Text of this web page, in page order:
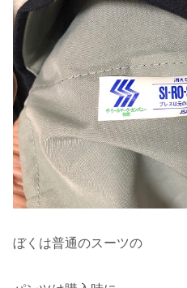
ぼくは普通のスーツの